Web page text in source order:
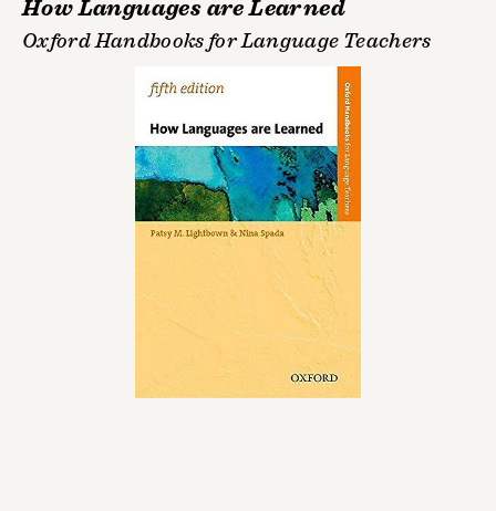
How Languages are Learned
Oxford Handbooks for Language Teachers